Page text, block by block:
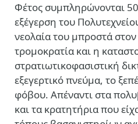
Φέτος συμπληρώνονται
εξέγερση του
νεολαία του μπροστά
τρομοκρατία και η
στρατιωτικοφασιστική
εξεγερτικό πνεύμα, το
φόβου. Απέναντι στα
και τα κρατητήρια που